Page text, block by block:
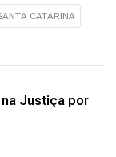
CATARINA
na Justiça por